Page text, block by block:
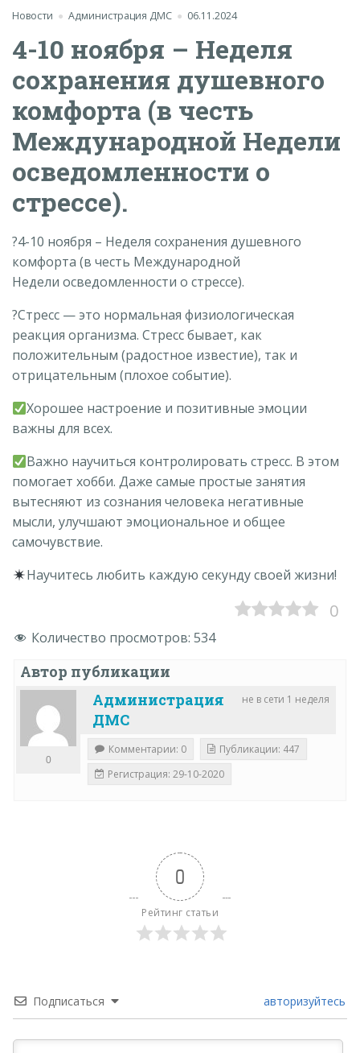
Новости Администрация ДМС 06.11.2024
4-10 ноября – Неделя
сохранения душевного
комфорта (в честь
Международной Недели
осведомленности о
стрессе).
?4-10 ноября – Неделя сохранения душевного
комфорта (в честь Международной
Недели осведомленности о стрессе).
?Стресс — это нормальная физиологическая
реакция организма. Стресс бывает, как
положительным (радостное известие), так и
отрицательным (плохое событие).
Хорошее настроение и позитивные эмоции
важны для всех.
Важно научиться контролировать стресс. В этом
помогает хобби. Даже самые простые занятия
вытесняют из сознания человека негативные
мысли, улучшают эмоциональное и общее
самочувствие.
Научитесь любить каждую секунду своей жизни!
0
Количество просмотров: 534
Автор публикации
не в сети 1 неделя
Администрация
ДМС
0
Комментарии: 0
Публикации: 447
Регистрация: 29-10-2020
0
Рейтинг статьи
Подписаться авторизуйтесь